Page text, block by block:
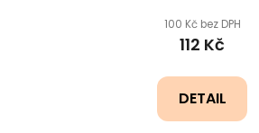
100 Kč bez DPH
112 Kč
DETAIL